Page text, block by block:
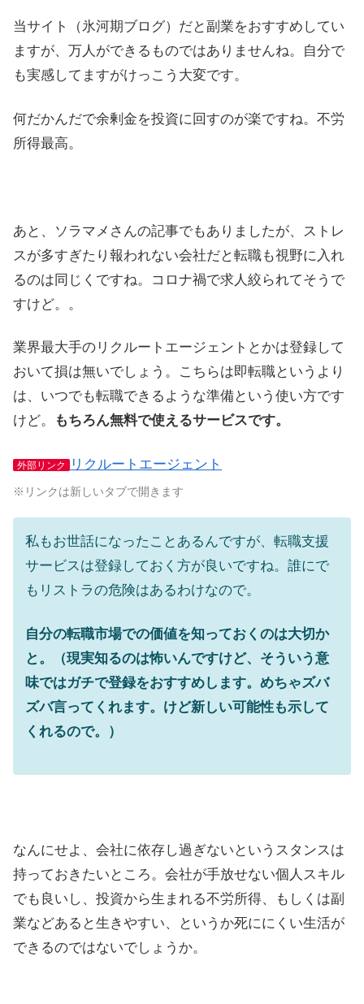
当サイト（氷河期ブログ）だと副業をおすすめしてい
ますが、万人ができるものではありませんね。自分で
も実感してますがけっこう大変です。
何だかんだで余剰金を投資に回すのが楽ですね。不労
所得最高。
あと、ソラマメさんの記事でもありましたが、ストレ
スが多すぎたり報われない会社だと転職も視野に入れ
るのは同じくですね。コロナ禍で求人絞られてそうで
すけど。。
業界最大手のリクルートエージェントとかは登録して
おいて損は無いでしょう。こちらは即転職というより
は、いつでも転職できるような準備という使い方です
けど。
もちろん無料で使えるサービスです。
外部リンク リクルートエージェント
※リンクは新しいタブで開きます
私もお世話になったことあるんですが、転職支援
サービスは登録しておく方が良いですね。誰にで
もリストラの危険はあるわけなので。
自分の転職市場での価値を知っておくのは大切か
と。（現実知るのは怖いんですけど、そういう意
味ではガチで登録をおすすめします。めちゃズバ
ズバ言ってくれます。けど新しい可能性も示して
くれるので。）
なんにせよ、会社に依存し過ぎないというスタンスは
持っておきたいところ。会社が手放せない個人スキル
でも良いし、投資から生まれる不労所得、もしくは副
業などあると生きやすい、というか死ににくい生活が
できるのではないでしょうか。